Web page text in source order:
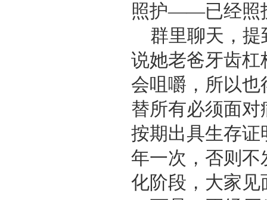
照护——已经照
群里聊天，
说她老爸牙齿
会咀嚼，所以
替所有必须面
按期出具生存
年一次，否则
化阶段，大家